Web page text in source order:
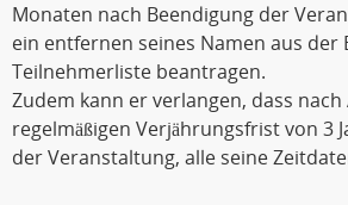
Monaten nach Beendigung der
ein entfernen seines Namen aus der
Teilnehmerliste beantragen.
Zudem kann er verlangen, dass
regelmäßigen Verjährungsfrist von 3
der Veranstaltung, alle seine